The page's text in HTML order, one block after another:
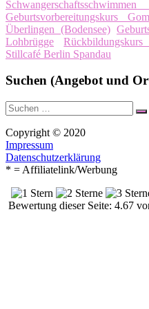
Geburtsvorbereitungskurs
Überlingen (Bodensee)
Lohbrügge
Rückbildungskurs
Stillcafé Berlin Spandau
Suchen (Angebot und
Suche
nach:
Copyright © 2020
Impressum
Datenschutzerklärung
* = Affiliatelink/Werbung
Bewertung dieser Seite: 4.67